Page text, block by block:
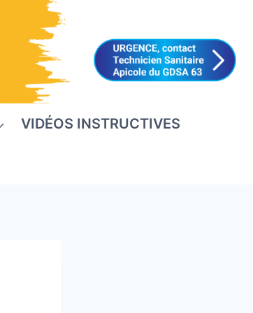
VIDÉOS INSTRUCTIVES